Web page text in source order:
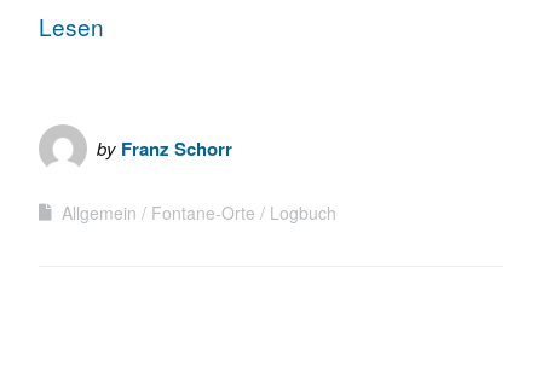
Lesen
by Franz Schorr
Allgemein Fontane-Orte Logbuch